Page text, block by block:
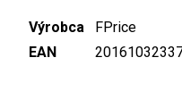
Výrobca
FPrice
EAN